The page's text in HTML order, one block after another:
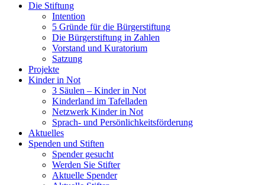
Die Stiftung
Intention
5 Gründe für die Bürgerstiftung
Die Bürgerstiftung in Zahlen
Vorstand und Kuratorium
Satzung
Projekte
Kinder in Not
3 Säulen – Kinder in Not
Kinderland im Tafelladen
Netzwerk Kinder in Not
Sprach- und Persönlichkeits­förderung
Aktuelles
Spenden und Stiften
Spender gesucht
Werden Sie Stifter
Aktuelle Spender